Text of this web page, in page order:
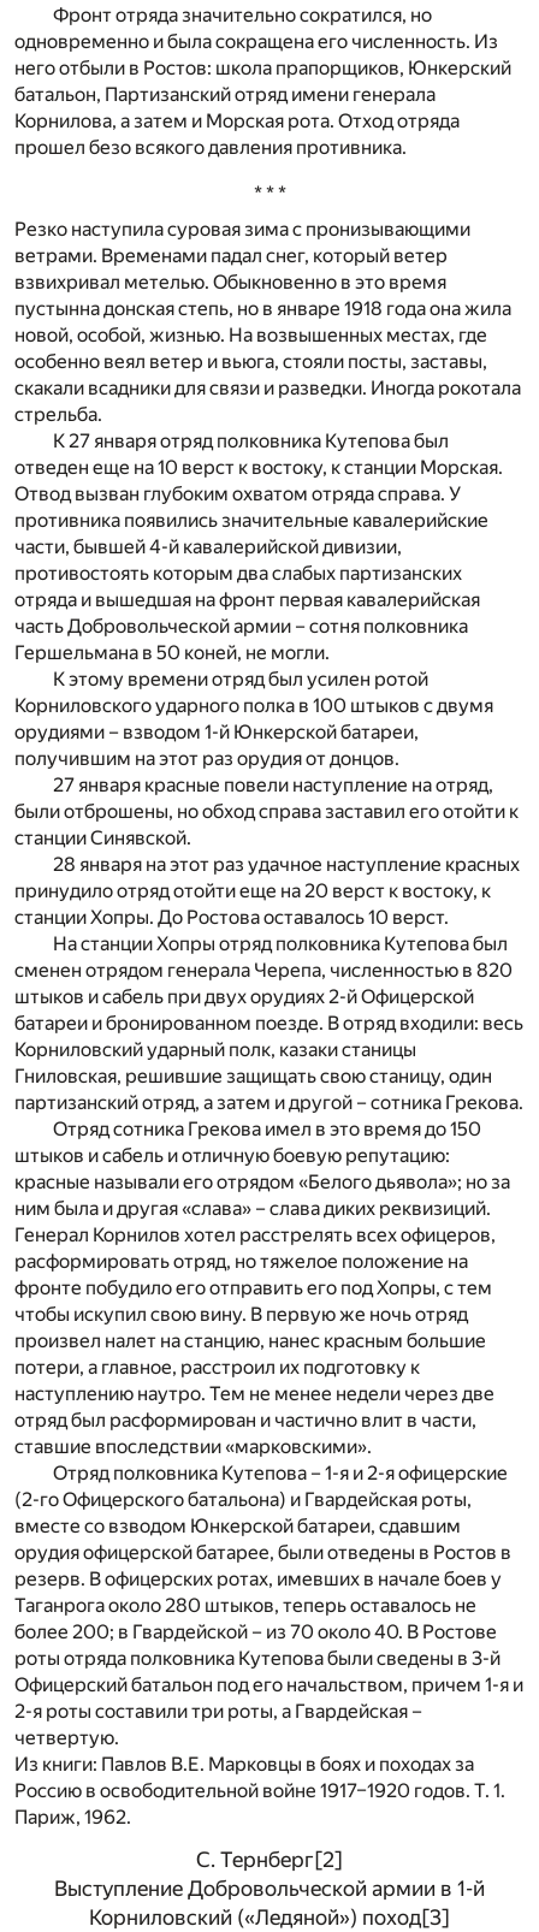
Фронт отряда значительно сократился, но
одновременно и была сокращена его численность. Из
него отбыли в Ростов: школа прапорщиков, Юнкерский
батальон, Партизанский отряд имени генерала
Корнилова, а затем и Морская рота. Отход отряда
прошел безо всякого давления противника.
* * *
Резко наступила суровая зима с пронизывающими
ветрами. Временами падал снег, который ветер
взвихривал метелью. Обыкновенно в это время
пустынна донская степь, но в январе 1918 года она жила
новой, особой, жизнью. На возвышенных местах, где
особенно веял ветер и вьюга, стояли посты, заставы,
скакали всадники для связи и разведки. Иногда рокотала
стрельба.
К 27 января отряд полковника Кутепова был
отведен еще на 10 верст к востоку, к станции Морская.
Отвод вызван глубоким охватом отряда справа. У
противника появились значительные кавалерийские
части, бывшей 4-й кавалерийской дивизии,
противостоять которым два слабых партизанских
отряда и вышедшая на фронт первая кавалерийская
часть Добровольческой армии – сотня полковника
Гершельмана в 50 коней, не могли.
К этому времени отряд был усилен ротой
Корниловского ударного полка в 100 штыков с двумя
орудиями – взводом 1-й Юнкерской батареи,
получившим на этот раз орудия от донцов.
27 января красные повели наступление на отряд,
были отброшены, но обход справа заставил его отойти к
станции Синявской.
28 января на этот раз удачное наступление красных
принудило отряд отойти еще на 20 верст к востоку, к
станции Хопры. До Ростова оставалось 10 верст.
На станции Хопры отряд полковника Кутепова был
сменен отрядом генерала Черепа, численностью в 820
штыков и сабель при двух орудиях 2-й Офицерской
батареи и бронированном поезде. В отряд входили: весь
Корниловский ударный полк, казаки станицы
Гниловская, решившие защищать свою станицу, один
партизанский отряд, а затем и другой – сотника Грекова.
Отряд сотника Грекова имел в это время до 150
штыков и сабель и отличную боевую репутацию:
красные называли его отрядом «Белого дьявола»; но за
ним была и другая «слава» – слава диких реквизиций.
Генерал Корнилов хотел расстрелять всех офицеров,
расформировать отряд, но тяжелое положение на
фронте побудило его отправить его под Хопры, с тем
чтобы искупил свою вину. В первую же ночь отряд
произвел налет на станцию, нанес красным большие
потери, а главное, расстроил их подготовку к
наступлению наутро. Тем не менее недели через две
отряд был расформирован и частично влит в части,
ставшие впоследствии «марковскими».
Отряд полковника Кутепова – 1-я и 2-я офицерские
(2-го Офицерского батальона) и Гвардейская роты,
вместе со взводом Юнкерской батареи, сдавшим
орудия офицерской батарее, были отведены в Ростов в
резерв. В офицерских ротах, имевших в начале боев у
Таганрога около 280 штыков, теперь оставалось не
более 200; в Гвардейской – из 70 около 40. В Ростове
роты отряда полковника Кутепова были сведены в 3-й
Офицерский батальон под его начальством, причем 1-я и
2-я роты составили три роты, а Гвардейская –
четвертую.
Из книги: Павлов В.Е. Марковцы в боях и походах за
Россию в освободительной войне 1917–1920 годов. Т. 1.
Париж, 1962.
С. Тернберг [2]
Выступление Добровольческой армии в 1-й
Корниловский («Ледяной») поход[3]